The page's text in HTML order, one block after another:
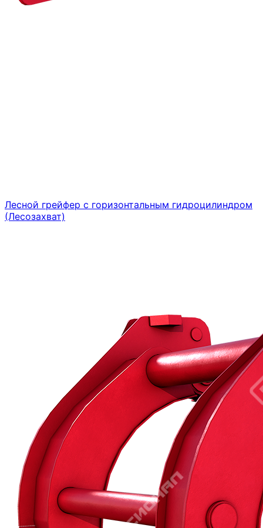
Лесной грейфер с горизонтальным гидроцилиндром
(Лесозахват)